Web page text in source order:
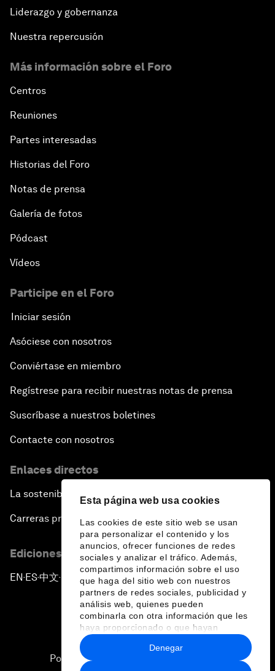
Esta página web usa cookies
Las cookies de este sitio web se usan
para personalizar el contenido y los
anuncios, ofrecer funciones de redes
sociales y analizar el tráfico. Además,
compartimos información sobre el uso
que haga del sitio web con nuestros
partners de redes sociales, publicidad y
análisis web, quienes pueden
combinarla con otra información que les
haya proporcionado o que hayan
recopilado a partir del uso que haya
hecho de sus servicios.
Denegar
Strategic Outlook on the Digital Economy
Strategic Outlook on Consumption
The Modern History of Globalization
Radically Reinventing Social Systems
Shaping Globalization 4.0
Automated Markets
Managing a Global Garbage Crisis
Plastic Pollution: An End in Sight?
Close Encounters with Jane Goodall and Skye
Trillion-Dollar Vision
Strategic Outlook on South Asia
Future Frontiers of Technology Control
Media Freedom in Crisis
Achieving a Single Market in Africa
A Conversation with Sir David Attenborough and
HRH The Duke of Cambridge
Liderazgo y gobernanza
Nuestra repercusión
Más información sobre el Foro
Centros
Reuniones
Partes interesadas
Historias del Foro
Notas de prensa
Galería de fotos
Pódcast
Vídeos
Participe en el Foro
Iniciar sesión
Asóciese con nosotros
Conviértase en miembro
Regístrese para recibir nuestras notas de prensa
Suscríbase a nuestros boletines
Contacte con nosotros
Enlaces directos
La sostenibilidad en el Foro
Carreras profesionales
Ediciones en otros idiomas
EN ▪ES▪中文▪ 日本語
Política de privacidad y normas de uso